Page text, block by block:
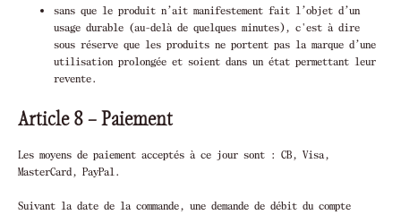
sans que le produit n’ait manifestement fait l’objet d’un
usage durable (au-delà de quelques minutes), c'est à dire
sous réserve que les produits ne portent pas la marque d’une
utilisation prolongée et soient dans un état permettant leur
revente.
Article 8 – Paiement
Les moyens de paiement acceptés à ce jour sont : CB, Visa,
MasterCard, PayPal.
Suivant la date de la commande, une demande de débit du compte